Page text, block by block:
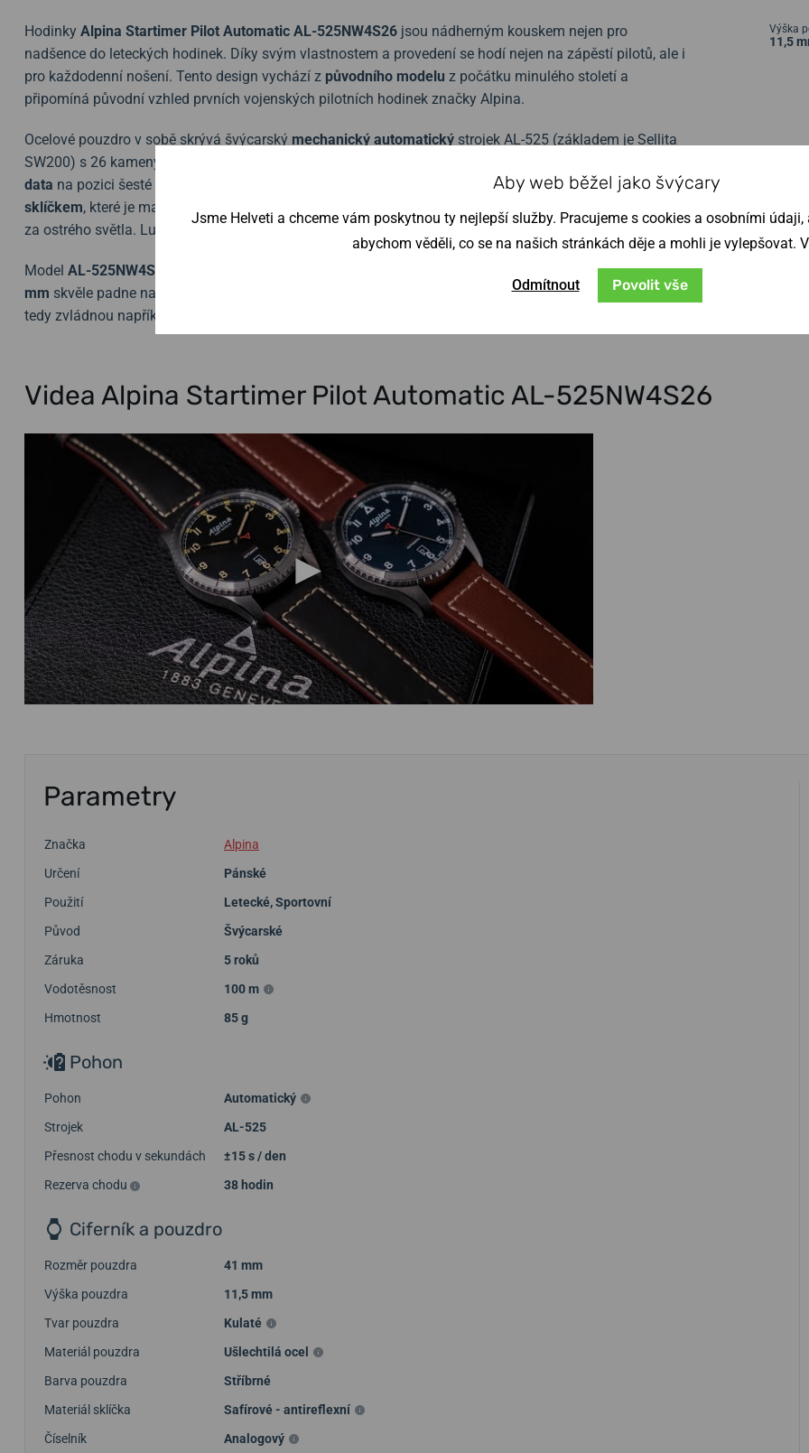
Hodinky Alpina Startimer Pilot Automatic AL-525NW4S26 jsou nádherným kouskem nejen pro
nadšence do leteckých hodinek. Díky svým vlastnostem a provedení se hodí nejen na zápěstí pilotů, ale i
pro každodenní nošení. Tento design vychází z původního modelu z počátku minulého století a
připomíná původní vzhled prvních vojenských pilotních hodinek značky Alpina.
Ocelové pouzdro v sobě skrývá švýcarský mechanický automatický strojek AL-525 (základem je Sellita
SW200) s 26 kameny, který pracuje na frekvenci 28800 polokmitů za hodinu a disponuje
data na pozici šesté hodiny. Přehledný číselník, vyvedený v leteckém stylu, je chráněn safírovým
sklíčkem, které je maximálně odolné vůči poškrábání.
pak zajišťuje dobrou čitelnost i
za ostrého světla. Luneta okolo číselníku není otočná.
Model AL-525NW4S26 j e dodáván se stylovým koženým řemínkem a díky průměru pouzdra41
mm skvěle padne na většinu pánských zápěstí. Voděodolnost těchto hodinek je100m, bez problému
tedy zvládnou například plavání.
Výška
11,5
Videa Alpina Startimer Pilot Automatic AL-525NW4S26
Parametry
Značka
Alpina
Určení
Pánské
Použití
Letecké,Sportovní
Původ
Švýcarské
Záruka
5 roků
Vodotěsnost
100 m
Hmotnost
85 g
Pohon
Pohon
Automatický
Strojek
AL-525
Přesnost chodu v sekundách
±15 s / den
Rezerva chodu
38 hodin
Ciferník a pouzdro
Rozměr pouzdra
41 mm
Výška pouzdra
11,5 mm
Tvar pouzdra
Kulaté
Materiál pouzdra
Ušlechtilá ocel
Barva pouzdra
Stříbrné
Materiál sklíčka
Safírové - antireflexní
Číselník
Analogový
Aby web běžel jako švýcary
Jsme Helveti a chceme vám poskytnou ty nejlepší služby. Pracujeme s cookies a osobními
abychom věděli, co se na našich stránkách děje a mohli je vylepšovat.
Odmítnout Povolit vše